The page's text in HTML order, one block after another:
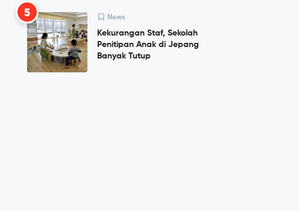
5 News
Kekurangan Staf, Sekolah
Penitipan Anak di Jepang
Banyak Tutup